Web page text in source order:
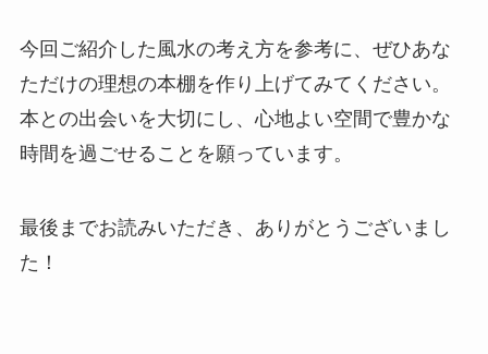
今回ご紹介した風水の考え方を参考に、ぜひあな
ただけの理想の本棚を作り上げてみてください。
本との出会いを大切にし、心地よい空間で豊かな
時間を過ごせることを願っています。
最後までお読みいただき、ありがとうございまし
た！